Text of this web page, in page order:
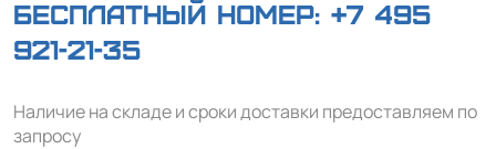
Бесплатный номер: +7 495
921-21-35
Наличие на складе и сроки доставки предоставляем по
запросу